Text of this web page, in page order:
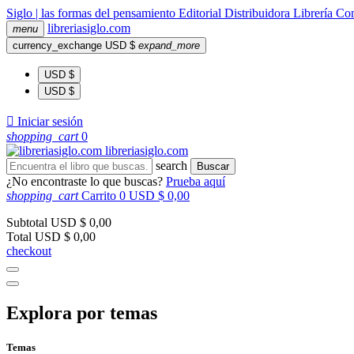
Siglo | las formas del pensamiento Editorial Distribuidora Librería
menu libreriasiglo.com
currency_exchange USD $ expand_more
USD $
USD $
 Iniciar sesión
shopping_cart 0
libreriasiglo.com
search
Buscar
¿No encontraste lo que buscas? Prueba aquí
shopping_cart Carrito 0 USD $ 0,00
Subtotal USD $ 0,00
Total USD $ 0,00
checkout
Explora por temas
Temas